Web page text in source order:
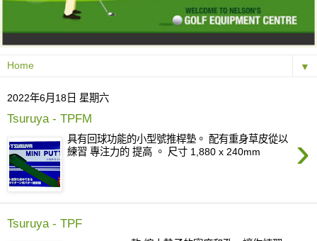
▼
2022年6月18日 星期六
Tsuruya - TPFM
›
具有回球功能的小型號推桿墊。 配有重身草皮從以
練習 專注力的 提高 。 尺寸 1,880 x 240mm
Tsuruya - TPF